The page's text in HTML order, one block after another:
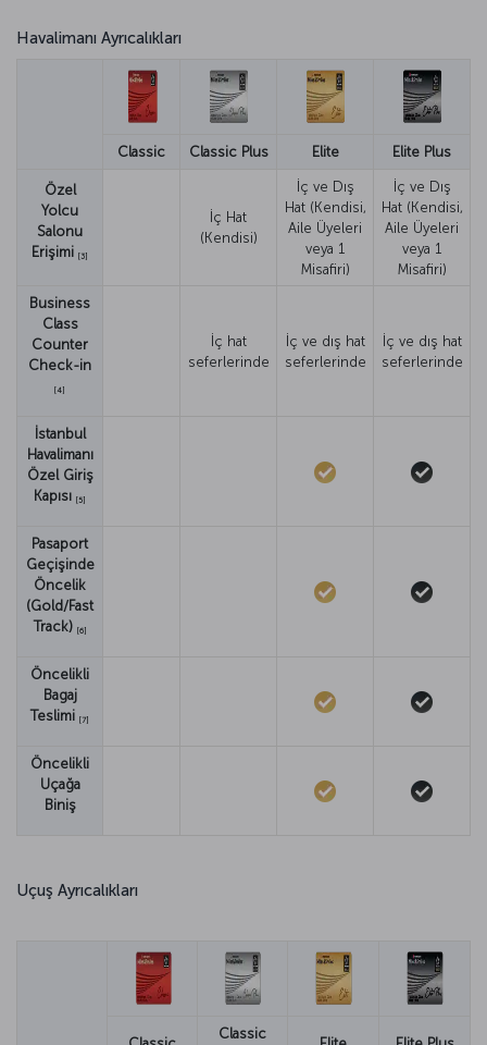
Havalimanı Ayrıcalıkları
Classic Classic Plus Elite Elite Plus
Özel
Yolcu
Salonu
Erişimi [3]
İç Hat
(Kendisi)
İç ve Dış
Hat (Kendisi,
Aile Üyeleri
veya 1
Misafiri)
İç ve Dış
Hat (Kendisi,
Aile Üyeleri
veya 1
Misafiri)
Business
Class
Counter
Check-in
[4]
İç hat
seferlerinde
İç ve dış hat
seferlerinde
İç ve dış hat
seferlerinde
İstanbul
Havalimanı
Özel Giriş
Kapısı [5]
Pasaport
Geçişinde
Öncelik
(Gold/Fast
Track) [6]
Öncelikli
Bagaj
Teslimi [7]
Öncelikli
Uçağa
Biniş
Uçuş Ayrıcalıkları
Classic